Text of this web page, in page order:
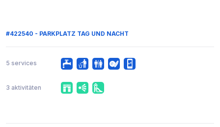
#422540 - PARKPLATZ TAG UND NACHT
5 services
3 aktivitäten